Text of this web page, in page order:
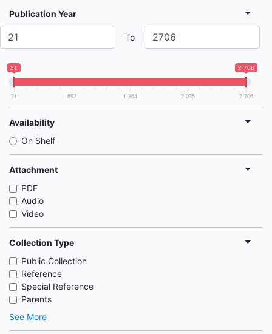
Publication Year
To
21 2 706
21 692 1 364 2 035 2 706
Availability
On Shelf
Attachment
PDF
Audio
Video
Collection Type
Public Collection
Reference
Special Reference
Parents
See More